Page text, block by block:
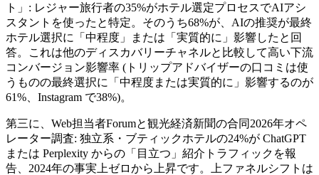
ト」: レジャー旅行者の35%がホテル選定プロセスでAIアシ
スタントを使ったと特定。そのうち68%が、AIの推奨が最終
ホテル選択に「中程度」または「実質的に」影響したと回
答。これは他のディスカバリーチャネルと比較して高い下流
コンバージョン影響率 (トリップアドバイザーの口コミは使
うものの最終選択に「中程度または実質的に」影響するのが
61%、Instagram で38%)。
第三に、Web担当者Forumと観光経済新聞の合同2026年オペ
レーター調査: 独立系・ブティックホテルの24%が ChatGPT
または Perplexity からの「目立つ」紹介トラフィックを報
告、2024年の事実上ゼロから上昇です。上ファネルシフトは